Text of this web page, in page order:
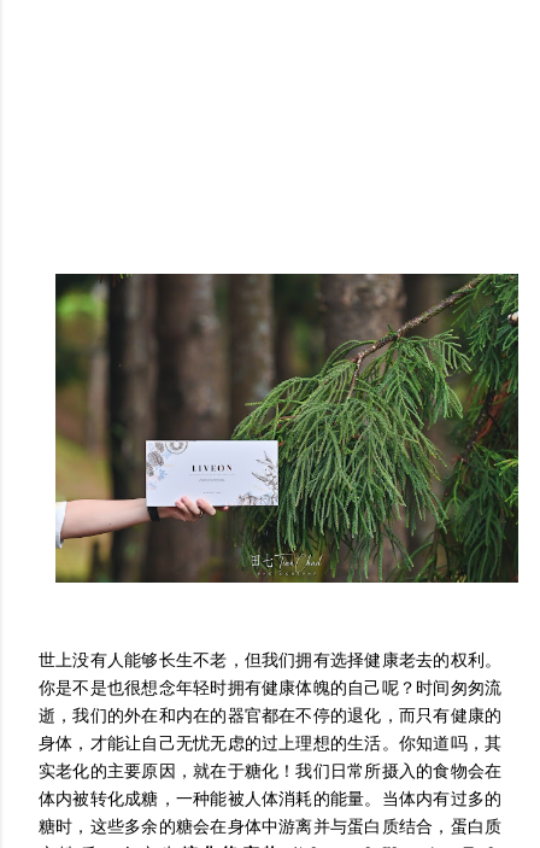
世上没有人能够长生不老，但我们拥有选择健康老去的权利。
你是不是也很想念年轻时拥有健康体魄的自己呢？时间匆匆流
逝，我们的外在和内在的器官都在不停的退化，而只有健康的
身体，才能让自己无忧无虑的过上理想的生活。你知道吗，其
实老化的主要原因，就在于糖化！我们日常所摄入的食物会在
体内被转化成糖，一种能被人体消耗的能量。当体内有过多的
糖时，这些多余的糖会在身体中游离并与蛋白质结合，蛋白质